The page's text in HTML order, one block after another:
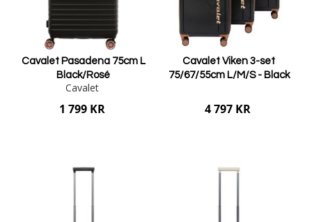
Cavalet Pasadena 75cm L
Black/Rosé
Cavalet
1 799 KR
Cavalet Viken 3-set
75/67/55cm L/M/S - Black
4 797 KR